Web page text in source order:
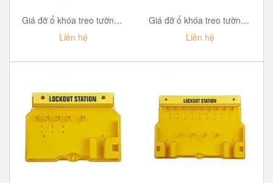
Giá đỡ ổ khóa treo tường chứa 15 ổ khóa PROLOCKEY PLS03
Liên hệ
Giá đỡ ổ khóa treo tường chứa 10 ổ khóa PROLOCKEY PLS02
Liên hệ